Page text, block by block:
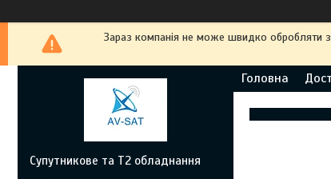
Зараз компанія не може швидко обробляти
Головна
Супутникове та Т2 обладнання